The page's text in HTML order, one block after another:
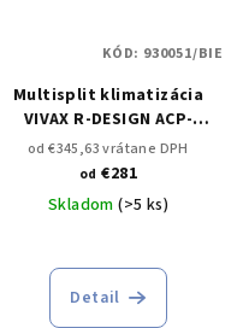
Multisplit klimatizácia
VIVAX R-DESIGN ACP-
09CH25AERI/I 2,5 kW
Nástenná vnútorná
od €345,63 vrátane DPH
od €281
Skladom(>5 ks)
Detail
KÓD: 930051/BIE